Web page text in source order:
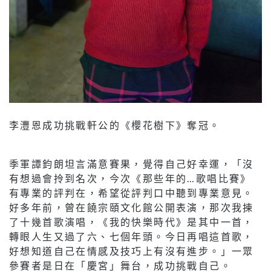
李灃恩成功挑戰軒公的《櫻花樹下》奪冠。
季軍譚鈞朗坦言滿意賽果，覺得自己好幸運，「沒
有想過會拎到名次，今次《那些年的…歌唱比賽》
有專業的評判在，希望從評判口中聽到專業意見。
好多年前，曾在饒宗頤文化館公開表演，那次我揀
了十幾首歌演唱，《我的快樂時代》是其中一首，
轉眼人生又過了六、七個年頭。今日再唱這首歌，
好想知道自己在情感及技巧上有沒有進步。」一眾
參賽者是日在「慶宮」舞台，成功挑戰自己。